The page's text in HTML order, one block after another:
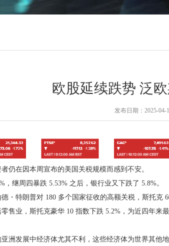
欧股延续跌势 泛
发布日期：2025-
在因本周宣布的美国关税规模而感到不安。
继周四暴跌 5.53% 之后，银行业又下跌了 5.8%。
特朗普对 180 多个国家征收的高额关税，斯托克
业，斯托克豪华 10 指数下跌 5.2%，为近四年来
发展中经济体尤其不利，这些经济体为世界其他